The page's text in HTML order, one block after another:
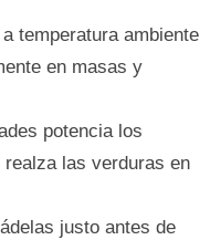
temperatura ambiente
en masas y
potencia los
las verduras en
justo antes de